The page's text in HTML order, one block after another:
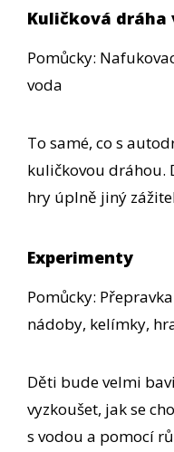
Kuličková dráha
Pomůcky:
voda
To samé, co s
kuličkovou dráhou.
hry úplně jiný
Experimenty
Pomůcky:
nádoby, kelímky,
Děti bude velmi
vyzkoušet, jak se
s vodou a pomocí